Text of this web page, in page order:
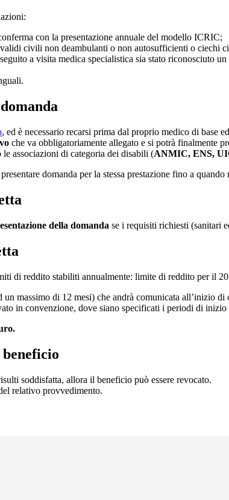
con la presentazione annuale del modello ICRIC;
civili non deambulanti o non autosufficienti o ciechi
a visita medica specialistica sia stato riconosciuto un
, ed è necessario recarsi prima dal proprio medico di base
che va obbligatoriamente allegato e si potrà finalmente
le associazioni di categoria dei disabili (ANMIC, ENS,
domanda per la stessa prestazione fino a
della domanda se i requisiti richiesti (sanitari
di reddito stabiliti annualmente: limite di reddito per il
massimo di 12 mesi) che andrà comunicata all’inizio
in convenzione, dove siano specificati i periodi di inizio
soddisfatta, allora il beneficio può essere revocato.
relativo provvedimento.